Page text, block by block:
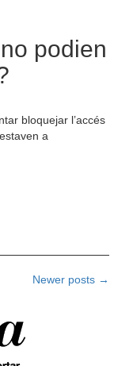
podien
bloquejar l’accés
a
Newer posts →